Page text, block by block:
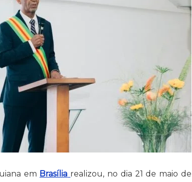
em Brasília realizou, no dia 21 de maio de